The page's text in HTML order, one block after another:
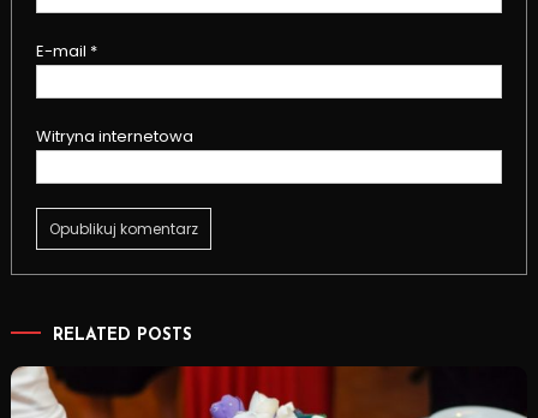
E-mail *
Witryna internetowa
RELATED POSTS